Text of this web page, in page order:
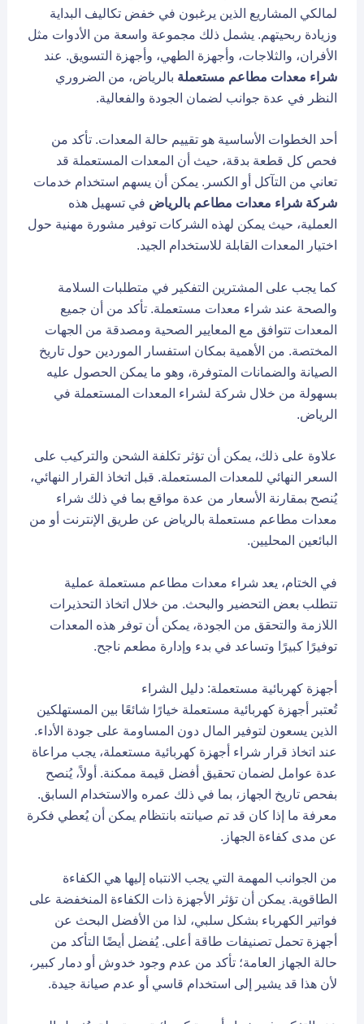
لمالكي المشاريع الذين يرغبون في خفض تكاليف البداية
وزيادة ربحيتهم. يشمل ذلك مجموعة واسعة من الأدوات مثل
الأفران، والثلاجات، وأجهزة الطهي، وأجهزة التسويق. عند
شراء معدات مطاعم مستعملة بالرياض، من الضروري
النظر في عدة جوانب لضمان الجودة والفعالية.
أحد الخطوات الأساسية هو تقييم حالة المعدات. تأكد من
فحص كل قطعة بدقة، حيث أن المعدات المستعملة قد
تعاني من التآكل أو الكسر. يمكن أن يسهم استخدام خدمات
شركة شراء معدات مطاعم بالرياض في تسهيل هذه
العملية، حيث يمكن لهذه الشركات توفير مشورة مهنية حول
اختيار المعدات القابلة للاستخدام الجيد.
كما يجب على المشترين التفكير في متطلبات السلامة
والصحة عند شراء معدات مستعملة. تأكد من أن جميع
المعدات تتوافق مع المعايير الصحية ومصدقة من الجهات
المختصة. من الأهمية بمكان استفسار الموردين حول تاريخ
الصيانة والضمانات المتوفرة، وهو ما يمكن الحصول عليه
بسهولة من خلال شركة لشراء المعدات المستعملة في
الرياض.
علاوة على ذلك، يمكن أن تؤثر تكلفة الشحن والتركيب على
السعر النهائي للمعدات المستعملة. قبل اتخاذ القرار النهائي،
يُنصح بمقارنة الأسعار من عدة مواقع بما في ذلك شراء
معدات مطاعم مستعملة بالرياض عن طريق الإنترنت أو من
البائعين المحليين.
في الختام، يعد شراء معدات مطاعم مستعملة عملية
تتطلب بعض التحضير والبحث. من خلال اتخاذ التحذيرات
اللازمة والتحقق من الجودة، يمكن أن توفر هذه المعدات
توفيرًا كبيرًا وتساعد في بدء وإدارة مطعم ناجح.
أجهزة كهربائية مستعملة: دليل الشراء
تُعتبر أجهزة كهربائية مستعملة خيارًا شائعًا بين المستهلكين
الذين يسعون لتوفير المال دون المساومة على جودة الأداء.
عند اتخاذ قرار شراء أجهزة كهربائية مستعملة، يجب مراعاة
عدة عوامل لضمان تحقيق أفضل قيمة ممكنة. أولاً، يُنصح
بفحص تاريخ الجهاز، بما في ذلك عمره والاستخدام السابق.
معرفة ما إذا كان قد تم صيانته بانتظام يمكن أن يُعطي فكرة
عن مدى كفاءة الجهاز.
من الجوانب المهمة التي يجب الانتباه إليها هي الكفاءة
الطاقوية. يمكن أن تؤثر الأجهزة ذات الكفاءة المنخفضة على
فواتير الكهرباء بشكل سلبي، لذا من الأفضل البحث عن
أجهزة تحمل تصنيفات طاقة أعلى. يُفضل أيضًا التأكد من
حالة الجهاز العامة؛ تأكد من عدم وجود خدوش أو دمار كبير،
لأن هذا قد يشير إلى استخدام قاسي أو عدم صيانة جيدة.